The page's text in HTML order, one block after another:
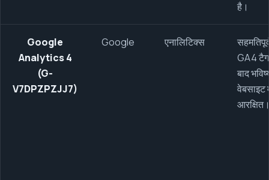
है।
Google
Analytics 4
(G-
V7DPZPZJJ7)
Google एनालिटिक्स
GA4
बाद
वेबसाइट